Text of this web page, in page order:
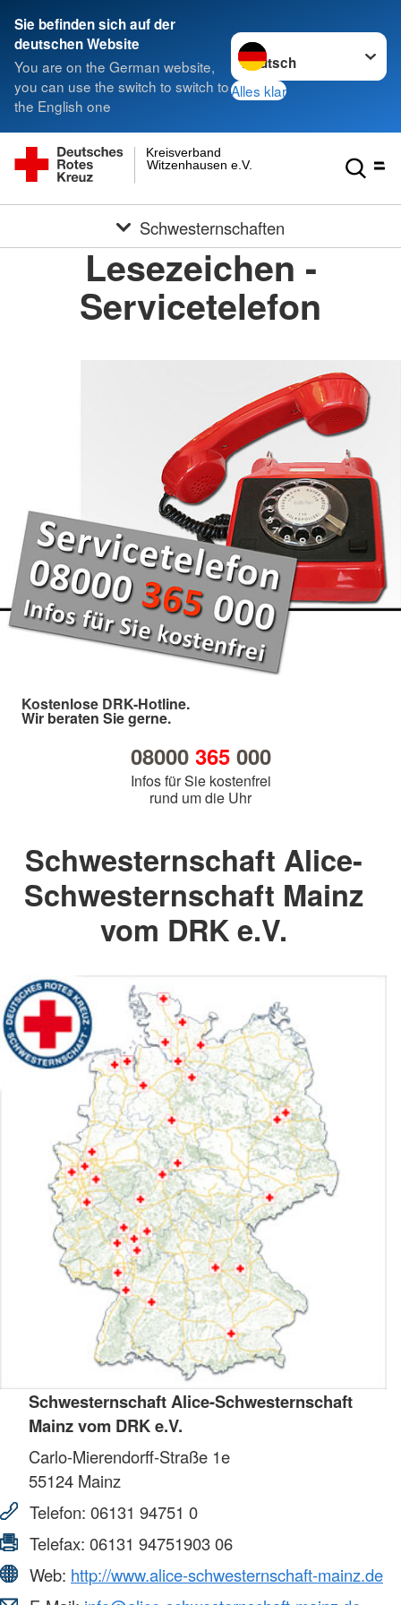
Sie befinden sich auf der
deutschen Website
You are on the German website,
you can use the switch to switch to
the English one
Sprache wechseln zu
Alles klar
Witzenhausen e.V.
Kreisverband
Schwesternschaften
Lesezeichen -
Servicetelefon
Kostenlose DRK-Hotline.
Wir beraten Sie gerne.
08000 365000
Infos für Sie kostenfrei
rund um die Uhr
Schwesternschaft Alice-
Schwesternschaft Mainz
vom DRK e.V.
Schwesternschaft Alice-Schwesternschaft
Mainz vom DRK e.V.
Carlo-Mierendorff-Straße 1e
55124 Mainz
Telefon: 06131 94751 0
Telefax: 06131 94751903 06
Web: http://www.alice-schwesternschaft-mainz.de